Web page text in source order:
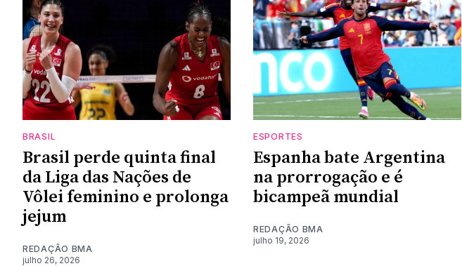
BRASIL
Brasil perde quinta final
da Liga das Nações de
Vôlei feminino e prolonga
jejum
REDAÇÃO BMA
julho 26, 2026
ESPORTES
Espanha bate Argentina
na prorrogação e é
bicampeã mundial
REDAÇÃO BMA
julho 19, 2026